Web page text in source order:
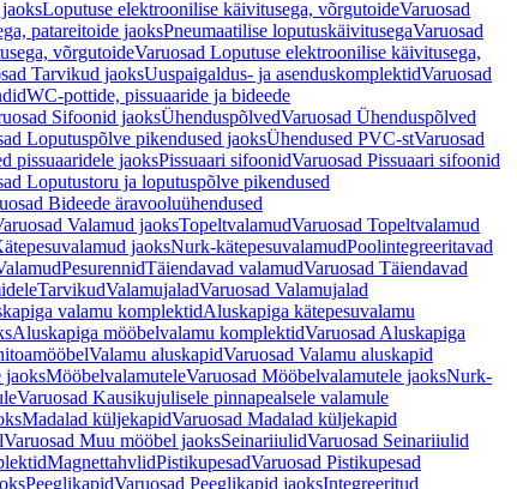
Loputuse elektroonilise käivitusega, võrgutoideVaruosad
patareitoide jaoksPneumaatilise loputuskäivitusegaVaruosad
võrgutoideVaruosad Loputuse elektroonilise käivitusega,
Tarvikud jaoksUuspaigaldus- ja asenduskomplektidVaruosad
WC-pottide, pissuaaride ja bideede
Sifoonid jaoksÜhenduspõlvedVaruosad Ühenduspõlved
Loputuspõlve pikendused jaoksÜhendused PVC-stVaruosad
pissuaaridele jaoksPissuaari sifoonidVaruosad Pissuaari sifoonid
Loputustoru ja loputuspõlve pikendused
Bideede äravooluühendused
Valamud jaoksTopeltvalamudVaruosad Topeltvalamud
jaoksNurk-kätepesuvalamudPoolintegreeritavad
PesurennidTäiendavad valamudVaruosad Täiendavad
TarvikudValamujaladVaruosad Valamujalad
valamu komplektidAluskapiga kätepesuvalamu
Aluskapiga mööbelvalamu komplektidVaruosad Aluskapiga
Valamu aluskapidVaruosad Valamu aluskapid
jaoksMööbelvalamuteleVaruosad Mööbelvalamutele jaoksNurk-
Varuosad Kausikujulisele pinnapealsele valamule
Madalad küljekapidVaruosad Madalad küljekapid
Varuosad Muu mööbel jaoksSeinariiulidVaruosad Seinariiulid
MagnettahvlidPistikupesadVaruosad Pistikupesad
PeeglikapidVaruosad Peeglikapid jaoksIntegreeritud